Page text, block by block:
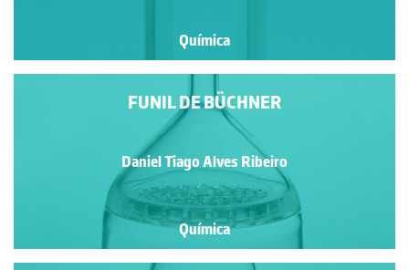
Química
FUNIL DE BÜCHNER
Daniel Tiago Alves Ribeiro
Química